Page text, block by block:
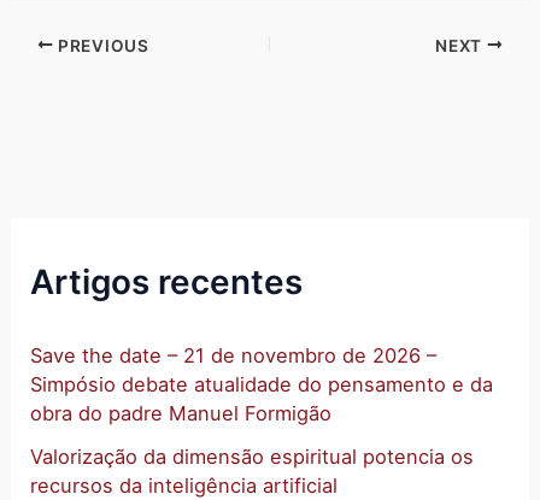
PREVIOUS NEXT
Artigos recentes
Save the date – 21 de novembro de 2026 –
Simpósio debate atualidade do pensamento e da
obra do padre Manuel Formigão
Valorização da dimensão espiritual potencia os
recursos da inteligência artificial